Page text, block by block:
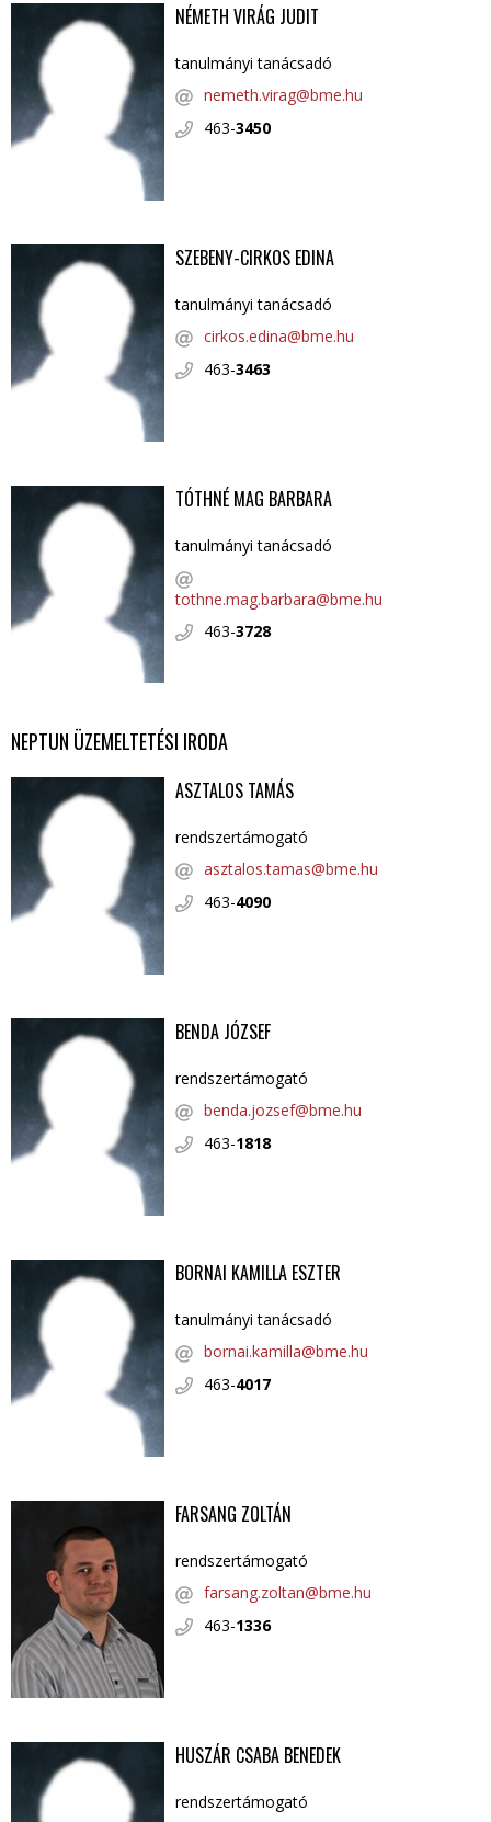
NÉMETH VIRÁG JUDIT
tanulmányi tanácsadó
nemeth.virag@bme.hu
463-3450
SZEBENY-CIRKOS EDINA
tanulmányi tanácsadó
cirkos.edina@bme.hu
463-3463
TÓTHNÉ MAG BARBARA
tanulmányi tanácsadó
tothne.mag.barbara@bme.hu
463-3728
NEPTUN ÜZEMELTETÉSI IRODA
ASZTALOS TAMÁS
rendszertámogató
asztalos.tamas@bme.hu
463-4090
BENDA JÓZSEF
rendszertámogató
benda.jozsef@bme.hu
463-1818
BORNAI KAMILLA ESZTER
tanulmányi tanácsadó
bornai.kamilla@bme.hu
463-4017
FARSANG ZOLTÁN
rendszertámogató
farsang.zoltan@bme.hu
463-1336
HUSZÁR CSABA BENEDEK
rendszertámogató